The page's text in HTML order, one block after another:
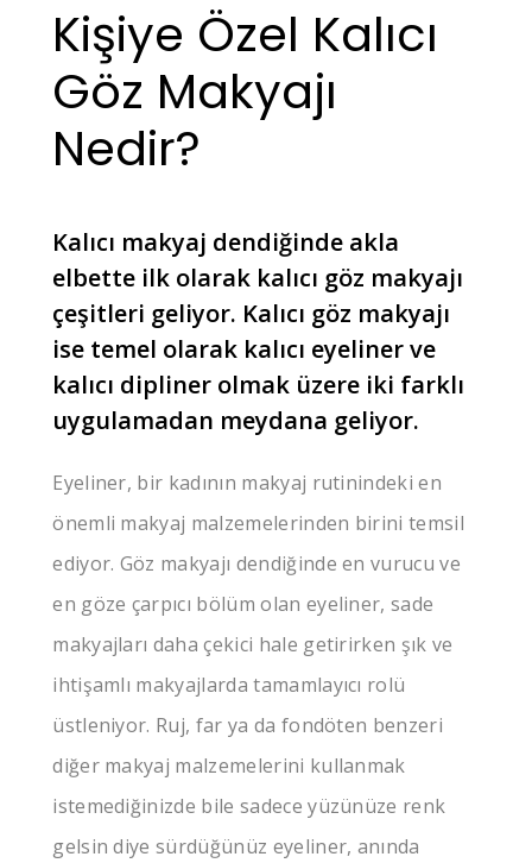
Kişiye Özel Kalıcı
Göz Makyajı
Nedir?
Kalıcı makyaj dendiğinde akla
elbette ilk olarak kalıcı göz makyajı
çeşitleri geliyor. Kalıcı göz makyajı
ise temel olarak kalıcı eyeliner ve
kalıcı dipliner olmak üzere iki farklı
uygulamadan meydana geliyor.
Eyeliner, bir kadının makyaj rutinindeki en
önemli makyaj malzemelerinden birini temsil
ediyor. Göz makyajı dendiğinde en vurucu ve
en göze çarpıcı bölüm olan eyeliner, sade
makyajları daha çekici hale getirirken şık ve
ihtişamlı makyajlarda tamamlayıcı rolü
üstleniyor. Ruj, far ya da fondöten benzeri
diğer makyaj malzemelerini kullanmak
istemediğinizde bile sadece yüzünüze renk
gelsin diye sürdüğünüz eyeliner, anında